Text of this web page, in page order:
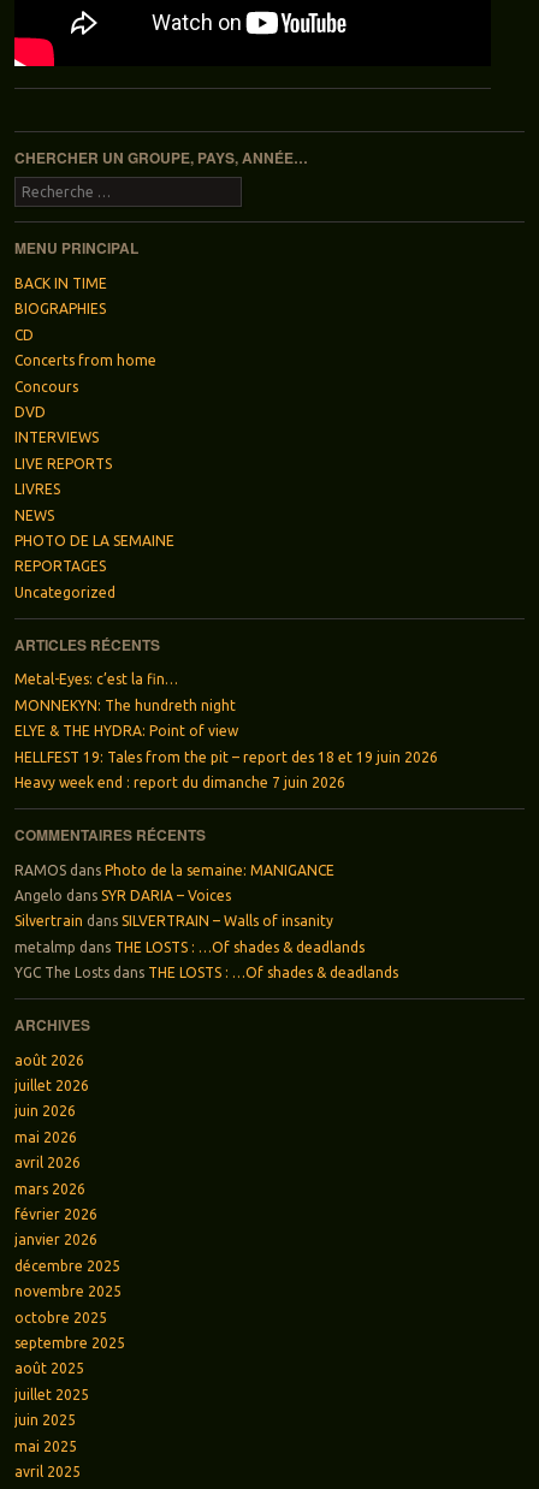
Navigation des articles
CHERCHER UN GROUPE, PAYS, ANNÉE…
Recherche
MENU PRINCIPAL
BACK IN TIME
BIOGRAPHIES
CD
Concerts from home
Concours
DVD
INTERVIEWS
LIVE REPORTS
LIVRES
NEWS
PHOTO DE LA SEMAINE
REPORTAGES
Uncategorized
ARTICLES RÉCENTS
Metal-Eyes: c’est la fin…
MONNEKYN: The hundreth night
ELYE & THE HYDRA: Point of view
HELLFEST 19: Tales from the pit – report des 18 et 19 juin 2026
Heavy week end : report du dimanche 7 juin 2026
COMMENTAIRES RÉCENTS
RAMOSdans Photo de la semaine: MANIGANCE
Angelo dans SYR DARIA – Voices
Silvertrain dans SILVERTRAIN – Walls of insanity
metalmp dans THE LOSTS : …Of shades & deadlands
YGC The Lostsdans THE LOSTS : …Of shades & deadlands
ARCHIVES
août 2026
juillet 2026
juin 2026
mai 2026
avril 2026
mars 2026
février 2026
janvier 2026
décembre 2025
novembre 2025
octobre 2025
septembre 2025
août 2025
juillet 2025
juin 2025
mai 2025
avril 2025